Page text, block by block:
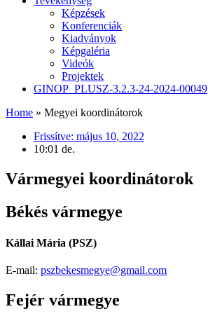
Képzések
Konferenciák
Kiadványok
Képgaléria
Videók
Projektek
GINOP_PLUSZ-3.2.3-24-2024-00049
Home » Megyei koordinátorok
Frissítve: május 10, 2022
10:01 de.
Vármegyei koordinátorok
Békés vármegye
Kállai Mária (PSZ)
E-mail: pszbekesmegye@gmail.com
Fejér vármegye